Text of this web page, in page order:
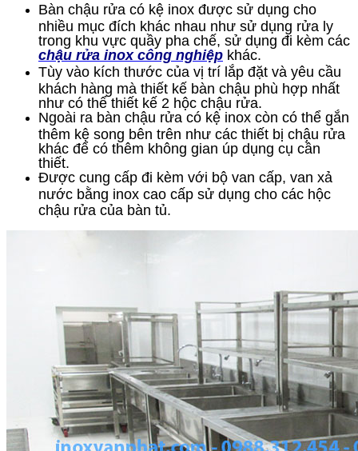
Bàn chậu rửa có kệ inox được sử dụng cho
nhiều mục đích khác nhau như sử dụng rửa ly
trong khu vực quầy pha chế, sử dụng đi kèm các
chậu rửa inox công nghiệp khác.
Tùy vào kích thước của vị trí lắp đặt và yêu cầu
khách hàng mà thiết kế bàn chậu phù hợp nhất
như có thể thiết kế 2 hộc chậu rửa.
Ngoài ra bàn chậu rửa có kệ inox còn có thể gắn
thêm kệ song bên trên như các thiết bị chậu rửa
khác để có thêm không gian úp dụng cụ cần
thiết.
Được cung cấp đi kèm với bộ van cấp, van xả
nước bằng inox cao cấp sử dụng cho các hộc
chậu rửa của bàn tủ.